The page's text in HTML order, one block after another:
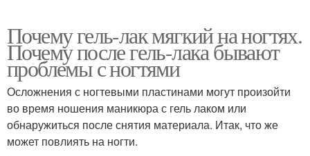
Почему гель-лак мягкий на ногтях.
Почему после гель-лака бывают
проблемы с ногтями
Осложнения с ногтевыми пластинами могут произойти
во время ношения маникюра с гель лаком или
обнаружиться после снятия материала. Итак, что же
может повлиять на ногти.